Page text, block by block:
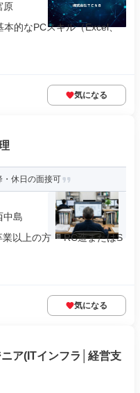
原
本的なPCスキル（Excel、
気になる
休日の面接可
中島
以上の方 ＊RC造またはS
気になる
ア(ITインフラ│経営支